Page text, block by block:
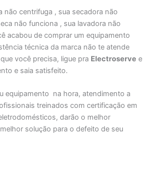
não centrifuga , sua secadora não
não funciona , sua lavadora não
acabou de comprar um equipamento
técnica da marca não te atende
você precisa, ligue pra Electroserve e
e saia satisfeito.
equipamento na hora, atendimento a
treinados com certificação em
darão o melhor
solução para o defeito de seu